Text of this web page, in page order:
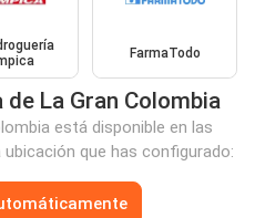
FarmaTodo
La Gran Colombia
está disponible en las
que has configurado: